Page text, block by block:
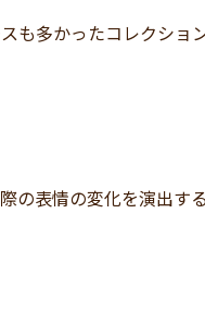
も多かったコレクショ
の表情の変化を演出す